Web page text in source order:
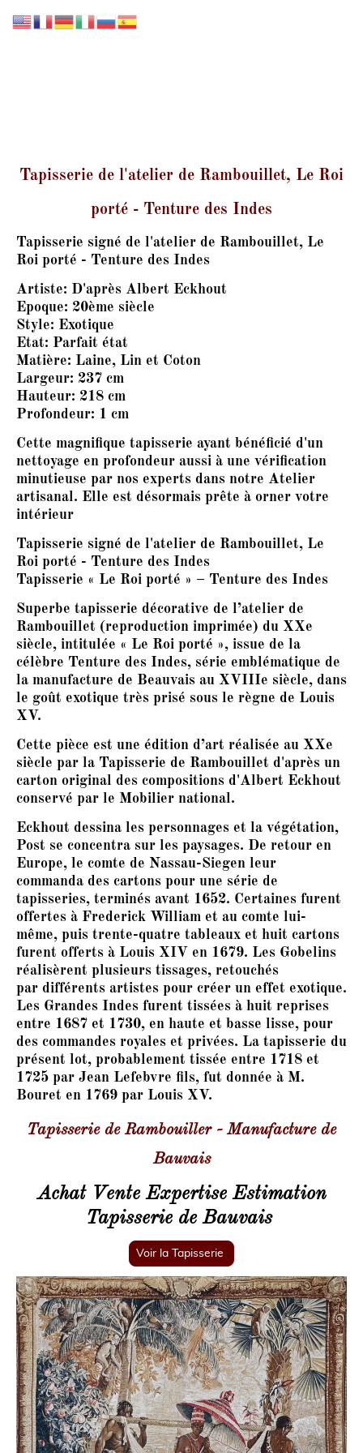
GALERIE LISSIER
Tapisserie de l'atelier de Rambouillet, Le Roi
porté - Tenture des Indes
Tapisserie signé de l'atelier de Rambouillet, Le
Roi porté - Tenture des Indes
Artiste: D'après Albert Eckhout
Epoque: 20ème siècle
Style: Exotique
Etat: Parfait état
Matière: Laine, Lin et Coton
Largeur: 237 cm
Hauteur: 218 cm
Profondeur: 1 cm
Cette magnifique tapisserie ayant bénéficié d'un
nettoyage en profondeur aussi à une vérification
minutieuse par nos experts dans notre Atelier
artisanal. Elle est désormais prête à orner votre
intérieur
Tapisserie signé de l'atelier de Rambouillet, Le
Roi porté - Tenture des Indes
Tapisserie « Le Roi porté » – Tenture des Indes
Superbe tapisserie décorative de l’atelier de
Rambouillet (reproduction imprimée) du XXe
siècle, intitulée « Le Roi porté », issue de la
célèbre Tenture des Indes, série emblématique de
la manufacture de Beauvais au XVIIIe siècle, dans
le goût exotique très prisé sous le règne de Louis
XV.
Cette pièce est une édition d’art réalisée au XXe
siècle par la Tapisserie de Rambouillet d'après un
carton original des compositions d'Albert Eckhout
conservé par le Mobilier national.
Eckhout dessina les personnages et la végétation,
Post se concentra sur les paysages. De retour en
Europe, le comte de Nassau-Siegen leur
commanda des cartons pour une série de
tapisseries, terminés avant 1652. Certaines furent
offertes à Frederick William et au comte lui-
même, puis trente-quatre tableaux et huit cartons
furent offerts à Louis XIV en 1679. Les Gobelins
réalisèrent plusieurs tissages, retouchés
par différents artistes pour créer un effet exotique.
Les Grandes Indes furent tissées à huit reprises
entre 1687 et 1730, en haute et basse lisse, pour
des commandes royales et privées. La tapisserie du
présent lot, probablement tissée entre 1718 et
1725 par Jean Lefebvre fils, fut donnée à M.
Bouret en 1769 par Louis XV.
Tapisserie de Rambouiller - Manufacture de
Bauvais
Achat Vente Expertise Estimation
Tapisserie de Bauvais
Voir la Tapisserie